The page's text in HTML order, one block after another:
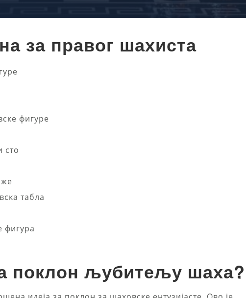
за правог шахиста
фигуре
сто
табла
фигура
поклон љубитељу шаха?